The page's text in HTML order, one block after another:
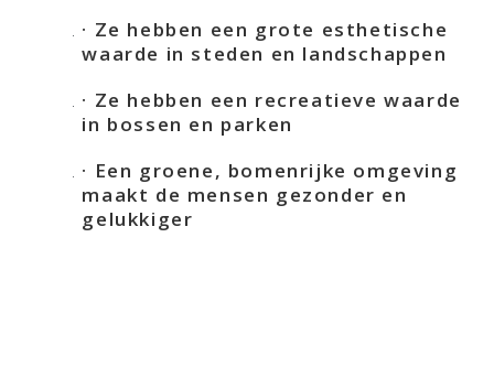
· Ze hebben een grote esthetische
waarde in steden en landschappen
· Ze hebben een recreatieve waarde
in bossen en parken
· Een groene, bomenrijke omgeving
maakt de mensen gezonder en
gelukkiger